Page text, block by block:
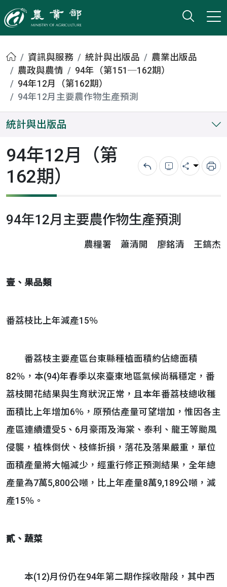
農業部
打開
小版
首頁資訊與服務 統計與出版品
農業出版品
農政與農情
94年（第151─162期）
94年12月（第162期）
94年12月主要農作物生產預測
統計與出版品
94年12月（第
162期）
回上一頁錯誤回報
分享 列
94年12月主要農作物生產預測
農糧署 蕭清開 廖銘清 王鎬杰
壹、果品類
番荔枝比上年減產15％
番荔枝主要產區台東縣種植面積約佔總面積
82％，本(94)年春季以來臺東地區氣候尚稱穩定，番
荔枝開花結果與生育狀況正常，且本年番荔枝總收穫
面積比上年增加6％，原預估產量可望增加，惟因各主
產區連續遭受5、6月豪雨及海棠、泰利、龍王等颱風
侵襲，植株倒伏、枝條折損，落花及落果嚴重，單位
面積產量將大幅減少，經重行修正預測結果，全年總
產量為7萬5,800公噸，比上年產量8萬9,189公噸，減
產15％。
貳、蔬菜
本(12)月份仍在94年第二期作採收階段，其中西